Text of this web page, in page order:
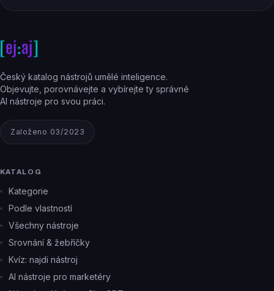
Český katalog nástrojů umělé inteligence.
Objevujte, porovnávejte a vybírejte ty správné
AI nástroje pro svou práci.
Založeno 03/2023
KATALOG
Kategorie
Podle vlastností
Všechny nástroje
Srovnání & žebříčky
Kvíz: najdi nástroj
AI nástroje pro marketéry